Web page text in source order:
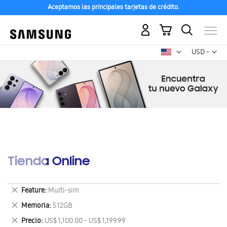
Aceptamos las principales tarjetas de crédito.
USD -
dólar
Mi carrito
Tienda Online
Feature Multi-sim
Eliminar
este
artículo
Memoria 512GB
Eliminar
este
Precio US$ 1,100.00 - US$ 1,199.99
Eliminar